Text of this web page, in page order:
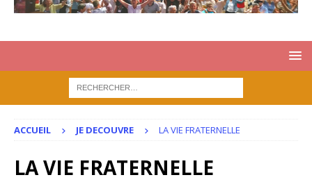
ACCUEIL JE DECOUVRE LA VIE FRATERNELLE
LA VIE FRATERNELLE